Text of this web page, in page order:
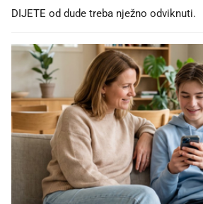
DIJETE od dude treba nježno odviknuti.